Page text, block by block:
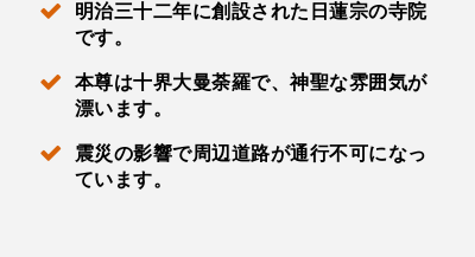
明治三十二年に創設された日蓮宗の寺院
です。
本尊は十界大曼荼羅で、神聖な雰囲気が
漂います。
震災の影響で周辺道路が通行不可になっ
ています。